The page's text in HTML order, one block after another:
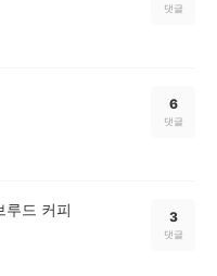
댓글
6
댓글
루드 커피 3
댓글